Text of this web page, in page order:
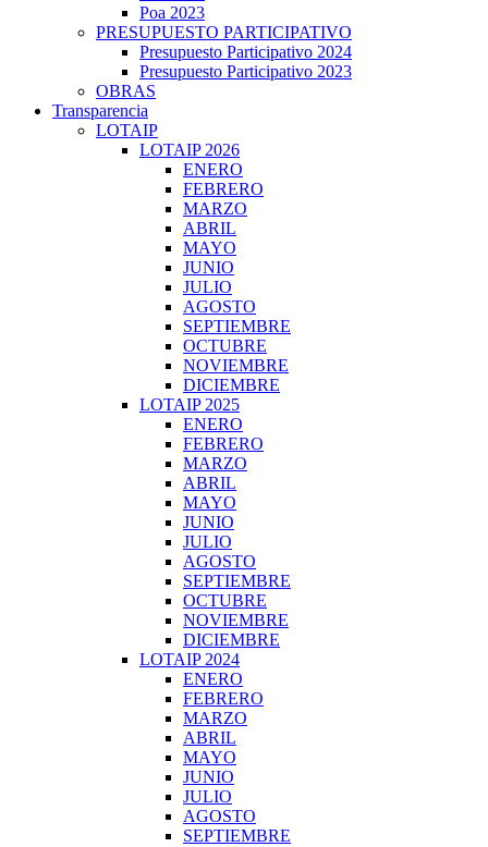
Poa 2023
PRESUPUESTO PARTICIPATIVO
Presupuesto Participativo 2024
Presupuesto Participativo 2023
OBRAS
Transparencia
LOTAIP
LOTAIP 2026
ENERO
FEBRERO
MARZO
ABRIL
MAYO
JUNIO
JULIO
AGOSTO
SEPTIEMBRE
OCTUBRE
NOVIEMBRE
DICIEMBRE
LOTAIP 2025
ENERO
FEBRERO
MARZO
ABRIL
MAYO
JUNIO
JULIO
AGOSTO
SEPTIEMBRE
OCTUBRE
NOVIEMBRE
DICIEMBRE
LOTAIP 2024
ENERO
FEBRERO
MARZO
ABRIL
MAYO
JUNIO
JULIO
AGOSTO
SEPTIEMBRE